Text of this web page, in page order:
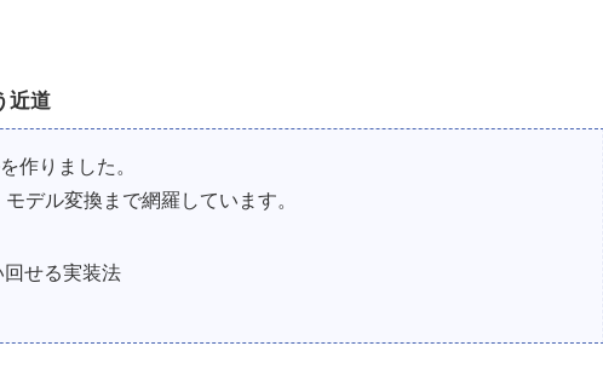
近道
作りました。
デル変換まで網羅しています。
せる実装法